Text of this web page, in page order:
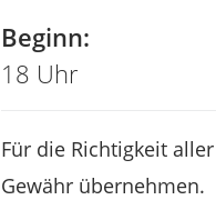
Beginn:
18 Uhr
Für die Richtigkeit
Gewähr übernehmen.